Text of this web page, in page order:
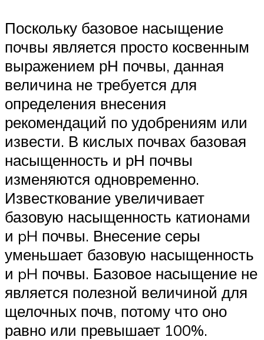
Поскольку базовое насыщение
почвы является просто косвенным
выражением рН почвы, данная
величина не требуется для
определения внесения
рекомендаций по удобрениям или
извести. В кислых почвах базовая
насыщенность и рН почвы
изменяются одновременно.
Известкование увеличивает
базовую насыщенность катионами
и pH почвы. Внесение серы
уменьшает базовую насыщенность
и pH почвы. Базовое насыщение не
является полезной величиной для
щелочных почв, потому что оно
равно или превышает 100%.